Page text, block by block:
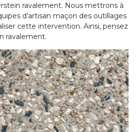
ravalement. Nous mettrons à
d’artisan maçon des outillages
cette intervention. Ainsi, pensez
ravalement.